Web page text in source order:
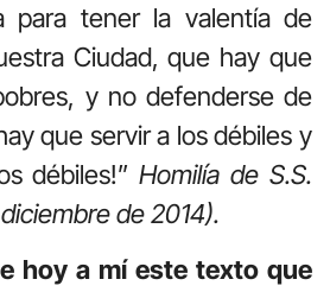
para tener la valentía de
Ciudad, que hay que
y no defenderse de
que servir a los débiles y
débiles!”Homilía de S.S.
de 2014).
hoy a mí este texto que